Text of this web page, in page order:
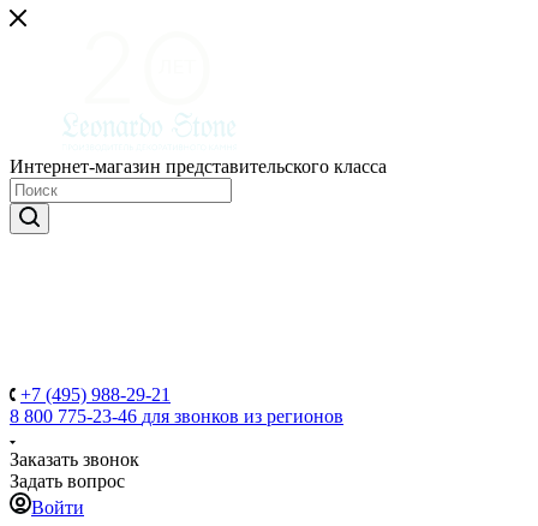
Интернет-магазин представительского класса
+7 (495) 988-29-21
8 800 775-23-46 для звонков из регионов
Заказать звонок
Задать вопрос
Войти